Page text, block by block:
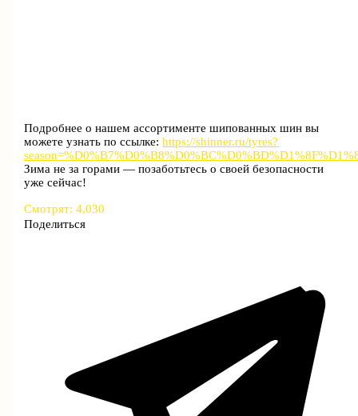
Подробнее о нашем ассортименте шипованных шин вы
можете узнать по ссылке:https://shinner.ru/tyres?
Зима не за горами — позаботьтесь о своей безопасности
уже сейчас!
Смотрят: 4,030
Поделиться